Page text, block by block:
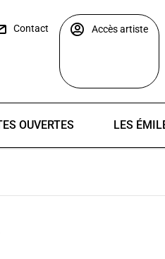
Contact Accès artiste
OUVERTES LES